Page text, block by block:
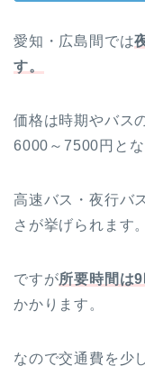
愛知・広島間では
す。
価格は時期やバス
6000～7500円とな
高速バス・夜行バ
さが挙げられます。
ですが所要時間は
かかります。
なので交通費を少